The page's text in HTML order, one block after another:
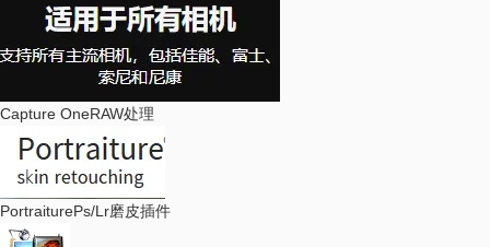
Capture OneRAW处理
PortraiturePs/Lr磨皮插件